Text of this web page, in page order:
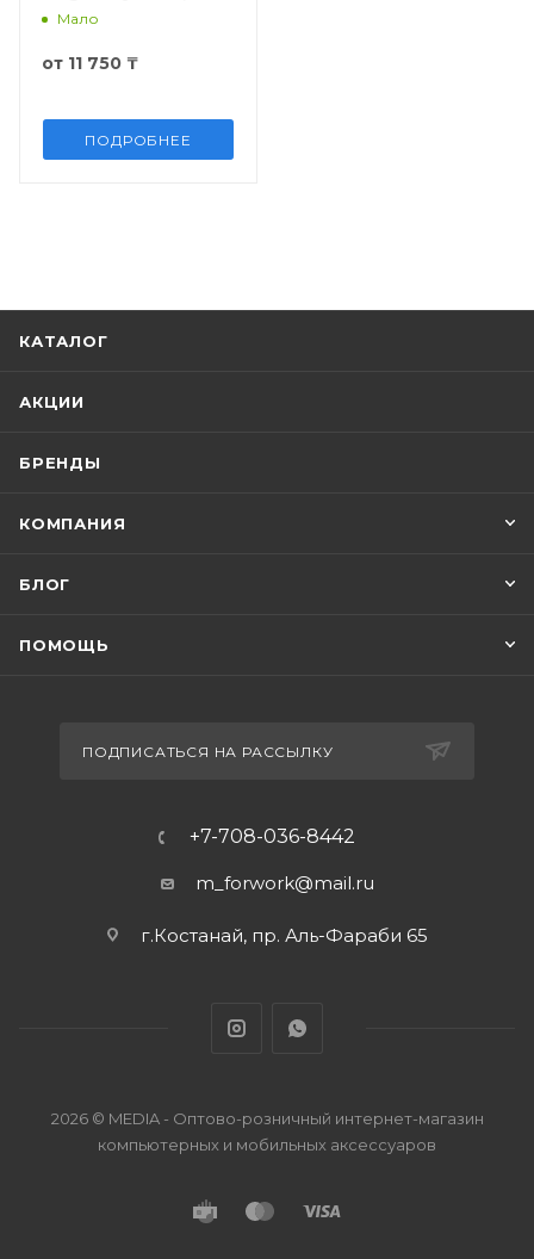
микрофона
Мало
от 11 750 ₸
ПОДРОБНЕЕ
КАТАЛОГ
АКЦИИ
БРЕНДЫ
КОМПАНИЯ
БЛОГ
ПОМОЩЬ
ПОДПИСАТЬСЯ НА РАССЫЛКУ
+7-708-036-8442
m_forwork@mail.ru
г.Костанай, пр. Аль-Фараби 65
2026 © MEDIA - Оптово-розничный интернет-магазин
компьютерных и мобильных аксессуаров